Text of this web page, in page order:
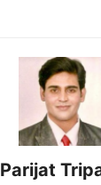
Parijat